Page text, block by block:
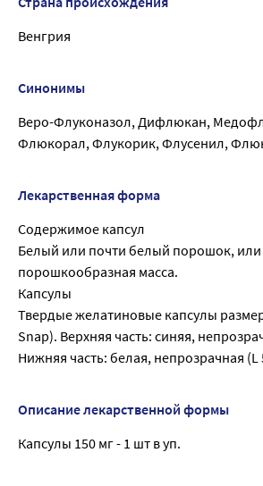
Венгрия
Синонимы
Веро-Флуконазол, Дифлюкан,
Флюкорал, Флукорик, Флусенил,
Лекарственная форма
Содержимое капсул
Белый или почти белый порошок, или
порошкообразная масса.
Капсулы
Твердые желатиновые капсулы
Snap). Верхняя часть: синяя,
Нижняя часть: белая, непрозрачная (L
Описание лекарственной формы
Капсулы 150 мг - 1 шт в уп.